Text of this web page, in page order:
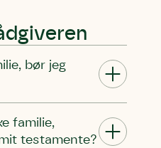
bør jeg
familie,
testamente?
til Kolding